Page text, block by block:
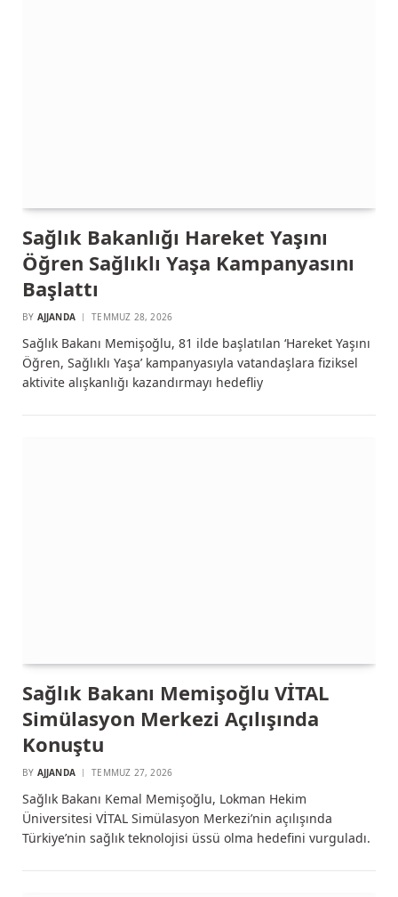
Sağlık Bakanlığı Hareket Yaşını
Öğren Sağlıklı Yaşa Kampanyasını
Başlattı
BY AJJANDA TEMMUZ 28, 2026
Sağlık Bakanı Memişoğlu, 81 ilde başlatılan ‘Hareket Yaşını
Öğren, Sağlıklı Yaşa’ kampanyasıyla vatandaşlara fiziksel
aktivite alışkanlığı kazandırmayı hedefliy
Sağlık Bakanı Memişoğlu VİTAL
Simülasyon Merkezi Açılışında
Konuştu
BY AJJANDA TEMMUZ 27, 2026
Sağlık Bakanı Kemal Memişoğlu, Lokman Hekim
Üniversitesi VİTAL Simülasyon Merkezi’nin açılışında
Türkiye’nin sağlık teknolojisi üssü olma hedefini vurguladı.